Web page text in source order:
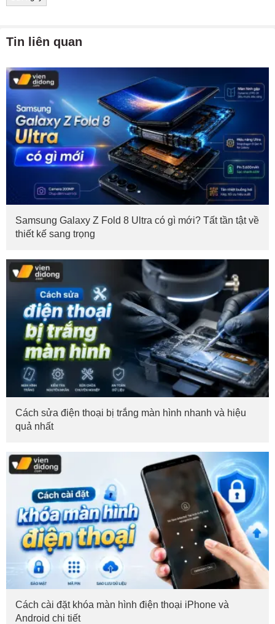
Tin liên quan
Samsung Galaxy Z Fold 8 Ultra có gì mới? Tất tần tật về
thiết kế sang trọng
Cách sửa điện thoại bị trắng màn hình nhanh và hiệu
quả nhất
Cách cài đặt khóa màn hình điện thoại iPhone và
Android chi tiết